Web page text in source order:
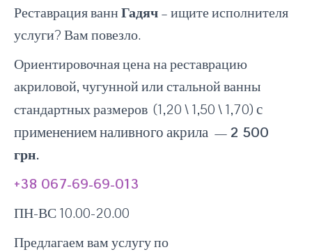
Реставрация ваннГадяч– ищите исполнителя
услуги? Вам повезло.
Ориентировочная цена на реставрацию
акриловой, чугунной или стальной ванны
стандартных размеров (1,20 \ 1,50 \ 1,70)с
применением наливного акрила — 2 500
грн.
+38 067-69-69-013
ПН-ВС 10.00-20.00
Предлагаем вам услугу по